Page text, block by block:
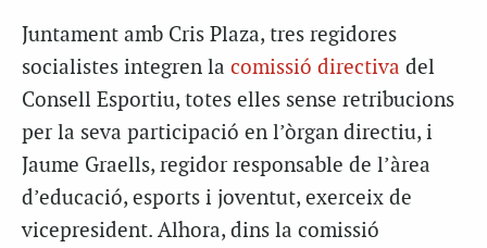
Juntament amb Cris Plaza, tres regidores
socialistes integren la comissió directiva del
Consell Esportiu, totes elles sense retribucions
per la seva participació en l’òrgan directiu, i
Jaume Graells, regidor responsable de l’àrea
d’educació, esports i joventut, exerceix de
vicepresident. Alhora, dins la comissió